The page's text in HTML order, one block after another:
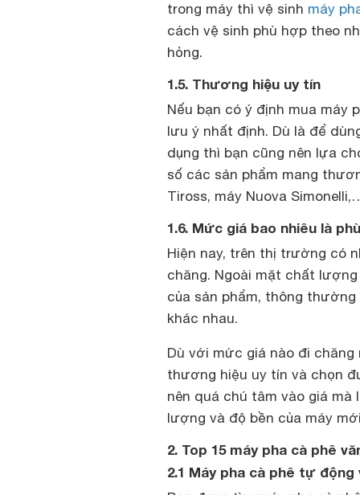
trong máy thì vệ sinh máy
cách vệ sinh phù hợp theo
hỏng.
1.5. Thương hiệu uy tín
Nếu bạn có ý định mua máy
lưu ý nhất định. Dù là để
dụng thì bạn cũng nên lựa
số các sản phẩm mang
Tiross, máy Nuova
1.6. Mức giá bao nhiêu là
Hiện nay, trên thị trường có
chăng. Ngoài mặt chất
của sản phẩm, thông
khác nhau.
Dù với mức giá nào đi
thương hiệu uy tín và chọn
nên quá chú tâm vào giá mà
lượng và độ bền của máy
2. Top 15 máy pha cà phê
2.1 Máy pha cà phê tự